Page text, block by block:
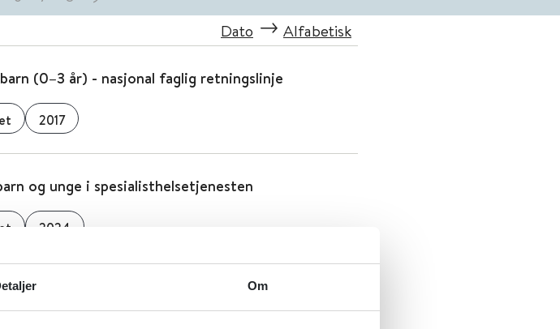
Om
Dato Alfabetisk
(0–3 år) - nasjonal faglig retningslinje
2017
og unge i spesialisthelsetjenesten
2024
sykdommer - prioriteringsveileder